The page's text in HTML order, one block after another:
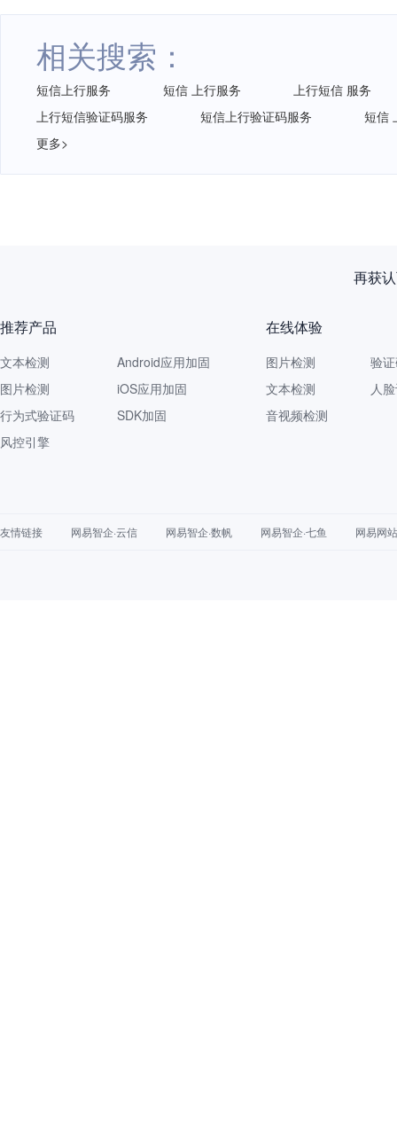
相关搜索：
短信上行服务 短信 上行服务
上行短信 服务
上行短信验证码服务
短信上行验证码服务
短信
更多>
再获
推荐产品
文本检测
图片检测
行为式验证码
风控引擎
Android应用加固
iOS应用加固
SDK加固
在线体验
图片检测
文本检测
音视频检测
验
人
友情链接 网易智企·云信 网易智企·数帆 网易智企·七鱼 网易网